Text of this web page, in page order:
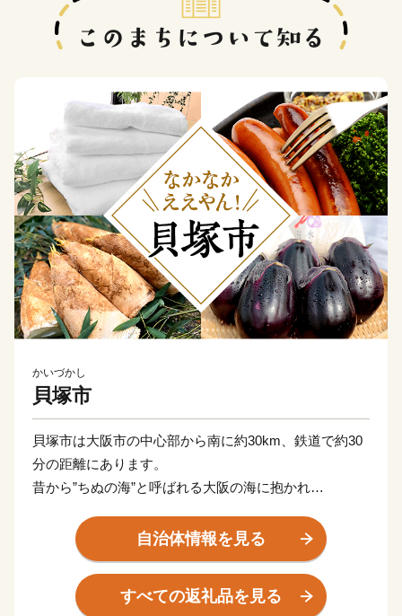
かいづかし
貝塚市
貝塚市は大阪市の中心部から南に約30km、鉄道で約30
分の距離にあります。
昔から”ちぬの海”と呼ばれる大阪の海に抱かれ
本州南限圏の天然記念物ブナ林を育む「和泉葛城山（い
ずみかつらぎさん）」など豊かな自然に囲まれたまち。
千本搗餅つき（せんぼんづきもちつき）で賑わう名刹の
水間寺（みずまでら）や
自治体情報を見る
すべての返礼品を見る